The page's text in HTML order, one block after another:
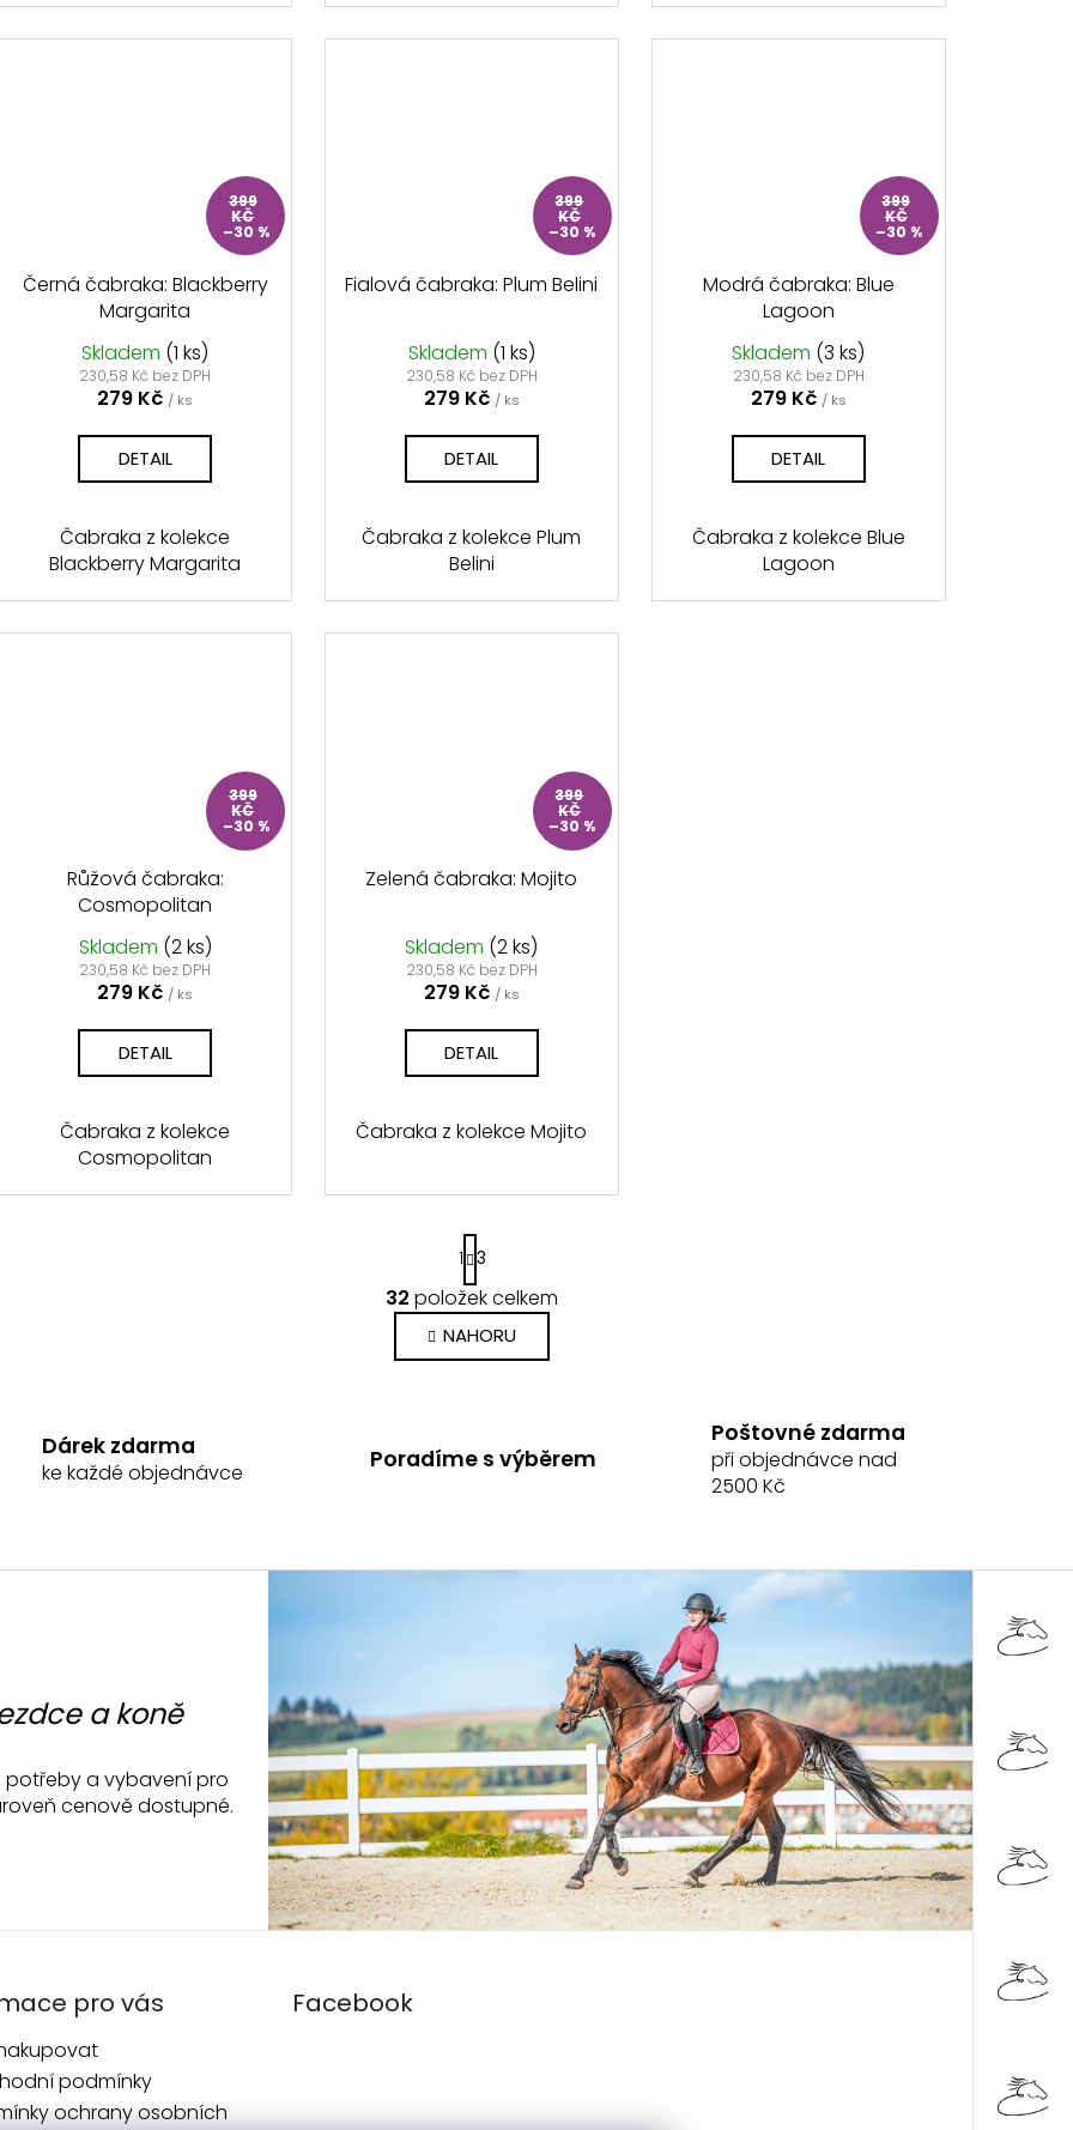
399
KČ
–30 %
Černá čabraka: Blackberry
Margarita
Skladem (1 ks)
230,58 Kč bez DPH
279 Kč / ks
DETAIL
Čabraka z kolekce
Blackberry Margarita
399
KČ
–30 %
Fialová čabraka: Plum Belini
Skladem (1 ks)
230,58 Kč bez DPH
279 Kč / ks
DETAIL
Čabraka z kolekce Plum
Belini
399
KČ
–30 %
Modrá čabraka: Blue
Lagoon
Skladem (3 ks)
230,58 Kč bez DPH
279 Kč / ks
DETAIL
Čabraka z kolekce Blue
Lagoon
399
KČ
–30 %
Růžová čabraka:
Cosmopolitan
Skladem (2 ks)
230,58 Kč bez DPH
279 Kč / ks
DETAIL
Čabraka z kolekce
Cosmopolitan
399
KČ
–30 %
Zelená čabraka: Mojito
Skladem (2 ks)
230,58 Kč bez DPH
279 Kč / ks
DETAIL
Čabraka z kolekce Mojito
O
v
l
c
v
p
i
s
u
S
t
r
á
n
k
n
í
1 3
32 položek celkem
NAHORU
Dárek zdarma
ke každé objednávce Poradíme s výběrem
Poštovné zdarma
při objednávce nad
2500 Kč
a koně
potřeby a vybavení pro
cenově dostupné.
pro vás
podmínky
ochrany osobních
Facebook